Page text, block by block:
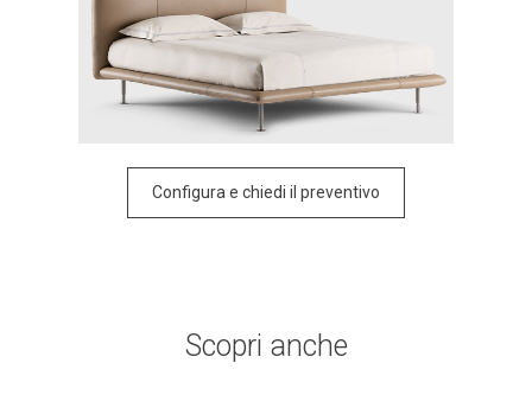
Configura e chiedi il preventivo
Scopri anche